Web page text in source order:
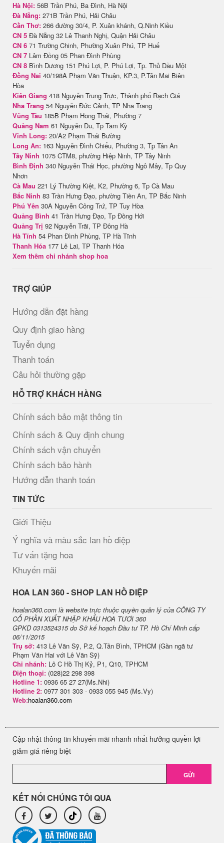
Hà Nội: 56B Trần Phú, Ba Đình, Hà Nội
Đà Nẵng: 271B Trần Phú, Hải Châu
Cần Thơ: 266 đường 30/4, P. Xuân khánh, Q.Ninh Kiều
CN 5 Đà Nẵng 32 Lê Thanh Nghị, Quận Hải Châu
CN 6 71 Trường Chinh, Phường Xuân Phú, TP Huế
CN 7 Lâm Đồng 05 Phan Đình Phùng
CN 8 Bình Dương 151 Phú Lợi, P. Phú Lợi, Tp. Thủ Dầu Một
Đồng Nai 40/198A Phạm Văn Thuận, KP.3, P.Tân Mai Biên
Hòa
Kiên Giang 418 Nguyễn Trung Trực, Thành phố Rạch Giá
Nha Trang 54 Nguyễn Đức Cảnh, TP Nha Trang
Vũng Tàu 185B Phạm Hồng Thái, Phường 7
Quảng Nam 61 Nguyễn Du, Tp Tam Kỳ
Vĩnh Long: 20/A2 Phạm Thái Bường
Long An: 163 Nguyễn Đình Chiểu, Phường 3, Tp Tân An
Tây Ninh 1075 CTM8, phường Hiệp Ninh, TP Tây Ninh
Bình Định 340 Nguyễn Thái Học, phường Ngô Mây, Tp Quy
Nhơn
Cà Mau 221 Lý Thường Kiệt, K2, Phường 6, Tp Cà Mau
Bắc Ninh 83 Trần Hưng Đạo, phường Tiền An, TP Bắc Ninh
Phú Yên 30A Nguyễn Công Trứ, TP Tuy Hòa
Quảng Bình 41 Trần Hưng Đạo, Tp Đồng Hới
Quảng Trị 92 Nguyễn Trãi, TP Đông Hà
Hà Tĩnh 54 Phan Đình Phùng, TP Hà Tĩnh
Thanh Hóa 177 Lê Lai, TP Thanh Hóa
Xem thêm chi nhánh shop hoa
TRỢ GIÚP
Hướng dẫn đặt hàng
Quy định giao hàng
Tuyển dụng
Thanh toán
Câu hỏi thường gặp
HỖ TRỢ KHÁCH HÀNG
Chính sách bảo mật thông tin
Chính sách & Quy định chung
Chính sách vận chuyển
Chính sách bảo hành
Hướng dẫn thanh toán
TIN TỨC
Giới Thiệu
Ý nghĩa và màu sắc lan hồ điệp
Tư vấn tặng hoa
Khuyến mãi
H​OA LAN 360 - SHOP LAN HỒ ĐIỆP
hoalan360.com là website trực thuộc quyền quản lý của CÔNG TY
CỔ PHẦN XUẤT NHẬP KHẨU HOA TƯƠI 360
GPKD 0313524315 do Sở kế hoạch Đầu tư TP. Hồ Chí Minh cấp
06/11/2015
Trụ sở: 413 Lê Văn Sỹ, P.2, Q.Tân Bình, TPHCM (Gần ngã tư
Phạm Văn Hai với Lê Văn Sỹ)
Chi nhánh: Lô C Hồ Thị Kỷ, P1, Q10, TPHCM
Điện thoại: (028)22 298 398
Hotline 1: 0936 65 27 27(Ms.Nhi)
Hotline 2: 0977 301 303 - 0933 055 945 (Ms.Vy)
Web:hoalan360.com
Cập nhật thông tin khuyến mãi nhanh nhất hưởng quyền lợi
giảm giá riêng biệt
GỬI
KẾT NỐI CHÚNG TÔI QUA